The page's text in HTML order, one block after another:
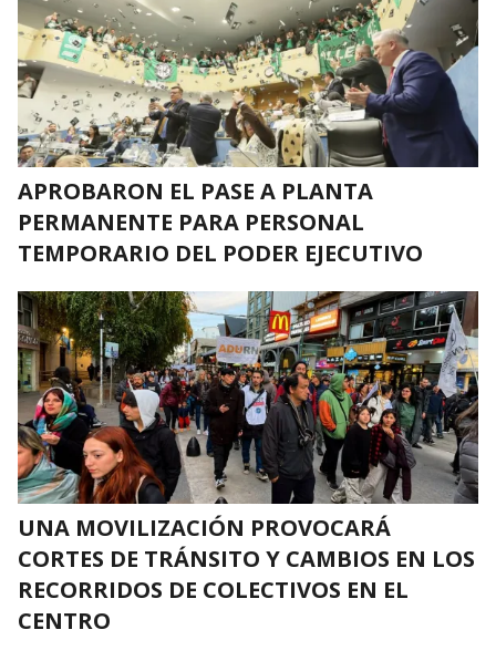
APROBARON EL PASE A PLANTA
PERMANENTE PARA PERSONAL
TEMPORARIO DEL PODER EJECUTIVO
UNA MOVILIZACIÓN PROVOCARÁ
CORTES DE TRÁNSITO Y CAMBIOS EN LOS
RECORRIDOS DE COLECTIVOS EN EL
CENTRO